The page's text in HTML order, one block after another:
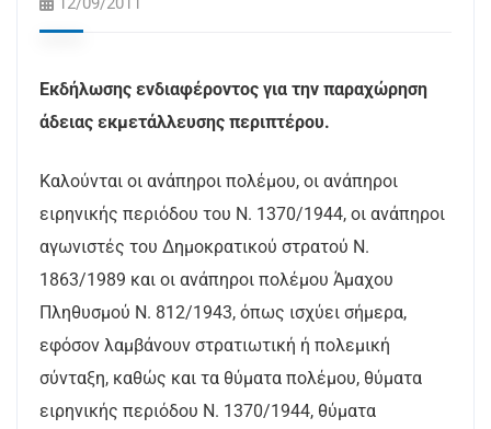
Εκδήλωσης ενδιαφέροντος για την παραχώρηση
άδειας εκμετάλλευσης περιπτέρου.
Καλούνται οι ανάπηροι πολέμου, οι ανάπηροι
ειρηνικής περιόδου του Ν. 1370/1944, οι ανάπηροι
αγωνιστές του Δημοκρατικού στρατού Ν.
1863/1989 και οι ανάπηροι πολέμου Άμαχου
Πληθυσμού Ν. 812/1943, όπως ισχύει σήμερα,
εφόσον λαμβάνουν στρατιωτική ή πολεμική
σύνταξη, καθώς και τα θύματα πολέμου, θύματα
ειρηνικής περιόδου Ν. 1370/1944, θύματα